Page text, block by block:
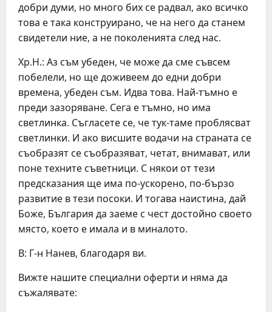
добри думи, но много бих се радвал, ако всичко
това е така конструирано, че на него да станем
свидетели ние, а не поколенията след нас.
Хр.Н.: Аз съм убеден, че може да сме съвсем
побелели, но ще доживеем до едни добри
времена, убеден съм. Идва това. Най-тъмно е
преди зазоряване. Сега е тъмно, но има
светлинка. Съгласете се, че тук-таме проблясват
светлинки. И ако висшите водачи на страната се
съобразят се съобразяват, четат, внимават, или
поне техните съветници. С някои от тези
предсказания ще има по-ускорено, по-бързо
развитие в тези посоки. И тогава наистина, дай
Боже, България да заеме с чест достойно своето
място, което е имала и в миналото.
В: Г-н Нанев, благодаря ви.
Вижте нашите специални оферти и няма да
съжалявате: